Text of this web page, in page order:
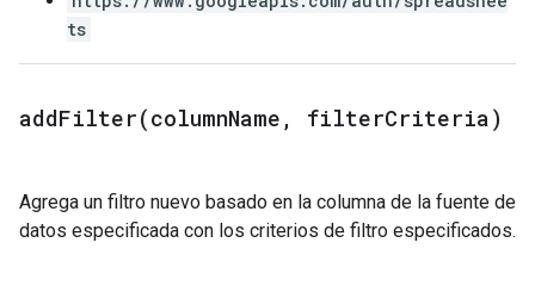
ts
addFilter(columnName , filterCriteria)
Agrega un filtro nuevo basado en la columna de la fuente de
datos especificada con los criterios de filtro especificados.